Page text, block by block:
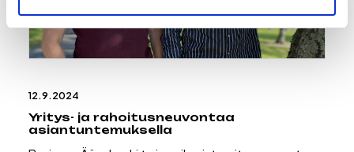
12.9.2024
Yritys- ja rahoitusneuvontaa
asiantuntemuksella